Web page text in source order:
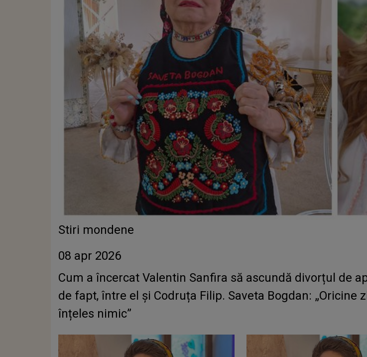
Stiri mondene
08 apr 2026
Cum a încercat Valentin Sanfira să ascundă divorțul de
de fapt, între el și Codruța Filip. Saveta Bogdan: „Oricine
înțeles nimic”